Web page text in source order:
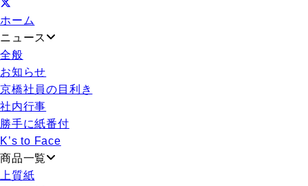
ホーム
ニュース
全般
お知らせ
京橋社員の目利き
社内行事
勝手に紙番付
K’s to Face
商品一覧
上質紙